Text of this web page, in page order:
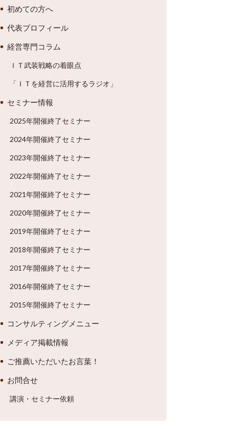
初めての方へ
代表プロフィール
経営専門コラム
ＩＴ武装戦略の着眼点
「ＩＴを経営に活用するラジオ」
セミナー情報
2025年開催終了セミナー
2024年開催終了セミナー
2023年開催終了セミナー
2022年開催終了セミナー
2021年開催終了セミナー
2020年開催終了セミナー
2019年開催終了セミナー
2018年開催終了セミナー
2017年開催終了セミナー
2016年開催終了セミナー
2015年開催終了セミナー
コンサルティングメニュー
メディア掲載情報
ご推薦いただいたお言葉！
お問合せ
講演・セミナー依頼